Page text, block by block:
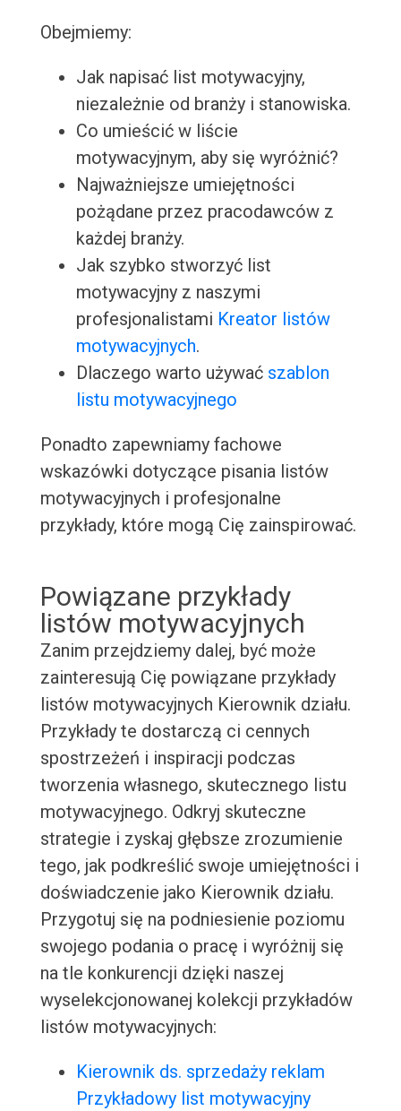
Obejmiemy:
Jak napisać list motywacyjny,
niezależnie od branży i stanowiska.
Co umieścić w liście
motywacyjnym, aby się wyróżnić?
Najważniejsze umiejętności
pożądane przez pracodawców z
każdej branży.
Jak szybko stworzyć list
motywacyjny z naszymi
profesjonalistami Kreator listów
motywacyjnych.
Dlaczego warto używać szablon
listu motywacyjnego
Ponadto zapewniamy fachowe
wskazówki dotyczące pisania listów
motywacyjnych i profesjonalne
przykłady, które mogą Cię zainspirować.
Powiązane przykłady
listów motywacyjnych
Zanim przejdziemy dalej, być może
zainteresują Cię powiązane przykłady
listów motywacyjnych Kierownik działu.
Przykłady te dostarczą ci cennych
spostrzeżeń i inspiracji podczas
tworzenia własnego, skutecznego listu
motywacyjnego. Odkryj skuteczne
strategie i zyskaj głębsze zrozumienie
tego, jak podkreślić swoje umiejętności i
doświadczenie jako Kierownik działu.
Przygotuj się na podniesienie poziomu
swojego podania o pracę i wyróżnij się
na tle konkurencji dzięki naszej
wyselekcjonowanej kolekcji przykładów
listów motywacyjnych:
Kierownik ds. sprzedaży reklam
Przykładowy list motywacyjny